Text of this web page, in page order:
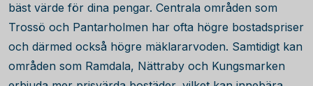
bäst värde för dina pengar. Centrala områden som
Trossö och Pantarholmen har ofta högre bostadspriser
och därmed också högre mäklararvoden. Samtidigt kan
områden som Ramdala, Nättraby och Kungsmarken